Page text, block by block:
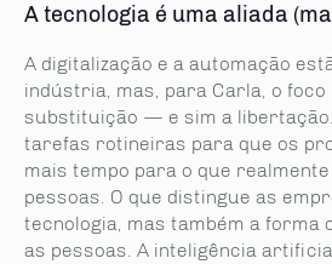
A tecnologia é uma aliada
A digitalização e a automação
indústria, mas, para Carla, o foco
substituição — e sim a
tarefas rotineiras para que os
mais tempo para o que
pessoas. O que distingue as
tecnologia, mas também a forma
as pessoas. A inteligência